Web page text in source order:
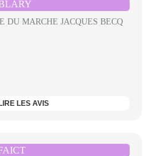
DU MARCHE JACQUES BECQ
LIRE LES AVIS